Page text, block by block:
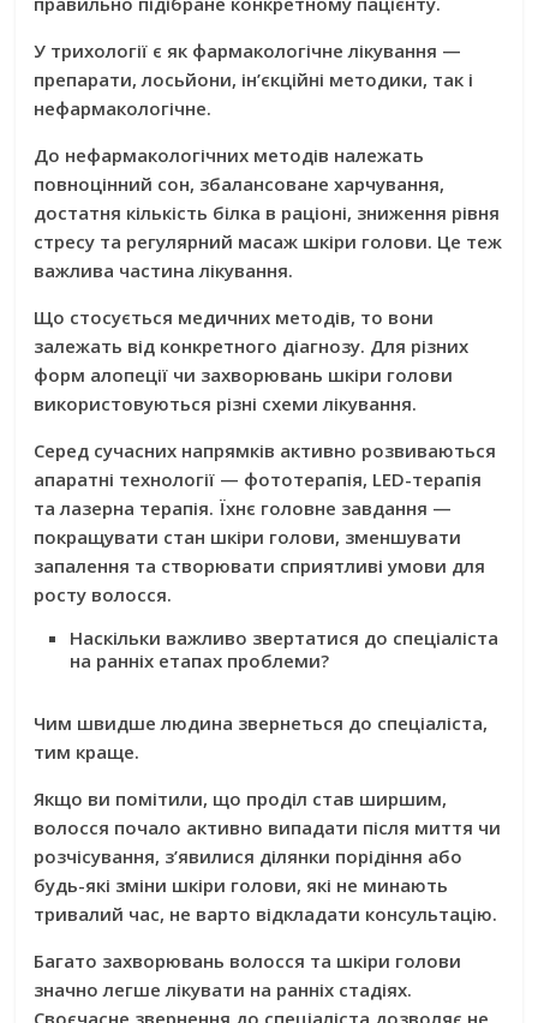
У трихології є як фармакологічне лікування —
препарати, лосьйони, ін’єкційні методики, так і
нефармакологічне.
До нефармакологічних методів належать
повноцінний сон, збалансоване харчування,
достатня кількість білка в раціоні, зниження рівня
стресу та регулярний масаж шкіри голови. Це теж
важлива частина лікування.
Що стосується медичних методів, то вони
залежать від конкретного діагнозу. Для різних
форм алопеції чи захворювань шкіри голови
використовуються різні схеми лікування.
Серед сучасних напрямків активно розвиваються
апаратні технології — фототерапія, LED-терапія
та лазерна терапія. Їхнє головне завдання —
покращувати стан шкіри голови, зменшувати
запалення та створювати сприятливі умови для
росту волосся.
Наскільки важливо звертатися до спеціаліста
на ранніх етапах проблеми?
Чим швидше людина звернеться до спеціаліста,
тим краще.
Якщо ви помітили, що проділ став ширшим,
волосся почало активно випадати після миття чи
розчісування, з’явилися ділянки порідіння або
будь-які зміни шкіри голови, які не минають
тривалий час, не варто відкладати консультацію.
Багато захворювань волосся та шкіри голови
значно легше лікувати на ранніх стадіях.
Своєчасне звернення до спеціаліста дозволяє не